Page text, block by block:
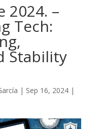
2024. –
Tech:
Stability
| Sep 16, 2024|